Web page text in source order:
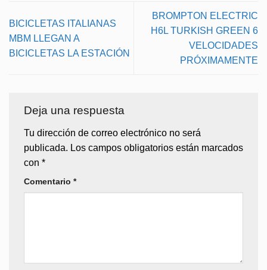
BICICLETAS ITALIANAS
MBM LLEGAN A
BICICLETAS LA ESTACIÓN
BROMPTON ELECTRIC
H6L TURKISH GREEN 6
VELOCIDADES
PRÓXIMAMENTE
Deja una respuesta
Tu dirección de correo electrónico no será
publicada. Los campos obligatorios están marcados
con *
Comentario *